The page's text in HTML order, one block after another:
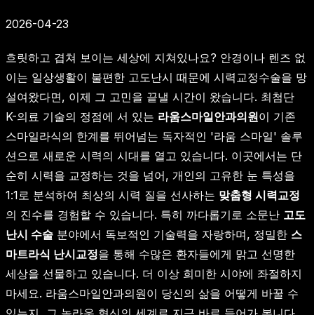
2026-04-23
흐릿하고 겹쳐 보이는 세상에 지쳐있나요? 안경이나 렌즈 없
이는 일상생활이 불편한 고도난시 때문에 시력교정수술을 망
설여왔다면, 이제 그 고민을 끝낼 시간이 왔습니다. 최첨단
K-의료 기술의 정점에 서 있는 라움스마일안과의원이 기존
스마일라식의 한계를 뛰어넘는 독자적인 '라움 스마일' 솔루
션으로 새로운 시력의 시대를 열고 있습니다. 이곳에서는 단
순히 시력을 교정하는 것을 넘어, 개인의 고유한 눈 특성을
1:1로 분석하여 최상의 시력 질을 선사하는 맞춤형 시력교정
의 진수를 경험할 수 있습니다. 특히 까다롭기로 소문난 고도
난시 수술 분야에서 독보적인 기술력을 자랑하며, 정밀한 스
마트라식 난시교정을 통해 수많은 환자들에게 맑고 선명한
세상을 선물하고 있습니다. 더 이상 희미한 시야에 좌절하지
마세요. 라움스마일안과의원이 당신의 삶을 어떻게 바꿀 수